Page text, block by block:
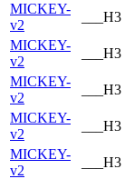
MICKEY-
v2
___H3
MICKEY-
v2
___H3
MICKEY-
v2
___H3
MICKEY-
v2
___H3
MICKEY-
v2
___H3